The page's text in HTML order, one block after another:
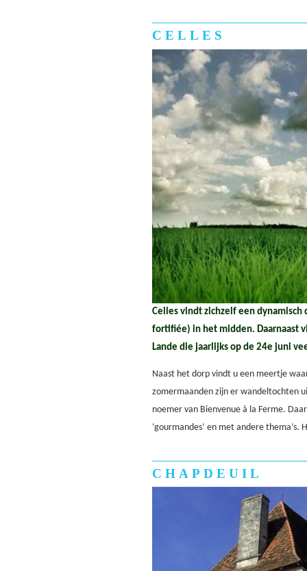
CELLES
Celles vindt zichzelf een
fortifiée) in het midden. Daarnaast
Lande die jaarlijks op de 24e juni
Naast het dorp vindt u een meertje
zomermaanden zijn er wandeltochten
noemer van Bienvenue à la Ferme.
‘gourmandes’ en met andere
CHAPDEUIL